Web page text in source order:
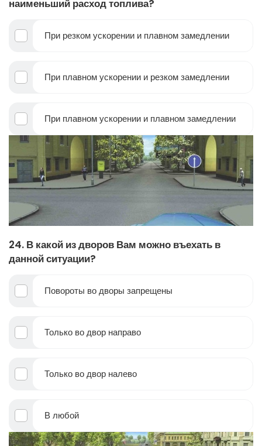
наименьший расход топлива?
При резком ускорении и плавном замедлении
При плавном ускорении и резком замедлении
При плавном ускорении и плавном замедлении
24. В какой из дворов Вам можно въехать в
данной ситуации?
Повороты во дворы запрещены
Только во двор направо
Только во двор налево
В любой